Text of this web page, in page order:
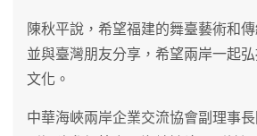
陳秋平說，希望福建的舞臺藝術和
並與臺灣朋友分享，希望兩岸一起
文化。
中華海峽兩岸企業交流協會副理事